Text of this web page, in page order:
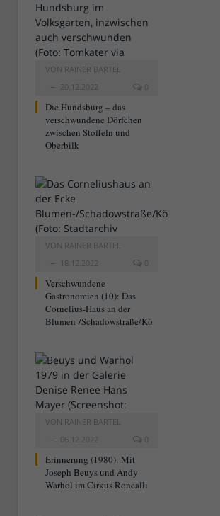
VON RAINER BARTEL
20.12.2022
0
Die Hundsburg – das
verschwundene Dörfchen
zwischen Stoffeln und
Oberbilk
VON RAINER BARTEL
18.12.2022
0
Verschwundene
Gastronomien (10): Das
Cornelius-Haus an der
Blumen-/Schadowstraße/Kö
VON RAINER BARTEL
06.12.2022
0
Erinnerung (1980): Mit
Joseph Beuys und Andy
Warhol im Cirkus Roncalli